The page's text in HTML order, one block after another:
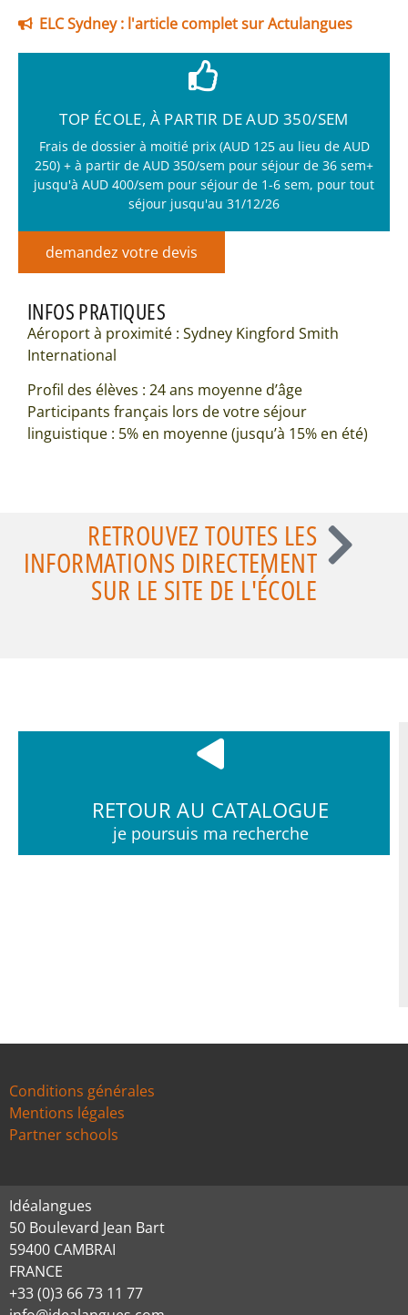
ELC Sydney : l'article complet sur Actulangues
TOP ÉCOLE, À PARTIR DE AUD 350/SEM
Frais de dossier à moitié prix (AUD 125 au lieu de AUD
250) + à partir de AUD 350/sem pour séjour de 36 sem+
jusqu'à AUD 400/sem pour séjour de 1-6 sem, pour tout
séjour jusqu'au 31/12/26
demandez votre devis
INFOS PRATIQUES
Aéroport à proximité : Sydney Kingford Smith
International
Profil des élèves : 24 ans moyenne d’âge
Participants français lors de votre séjour
linguistique : 5% en moyenne (jusqu’à 15% en été)
RETROUVEZ TOUTES LES
INFORMATIONS DIRECTEMENT
SUR LE SITE DE L'ÉCOLE
RETOUR AU CATALOGUE
je poursuis ma recherche
Conditions générales
Mentions légales
Partner schools
Idéalangues
50 Boulevard Jean Bart
59400 CAMBRAI
FRANCE
+33 (0)3 66 73 11 77